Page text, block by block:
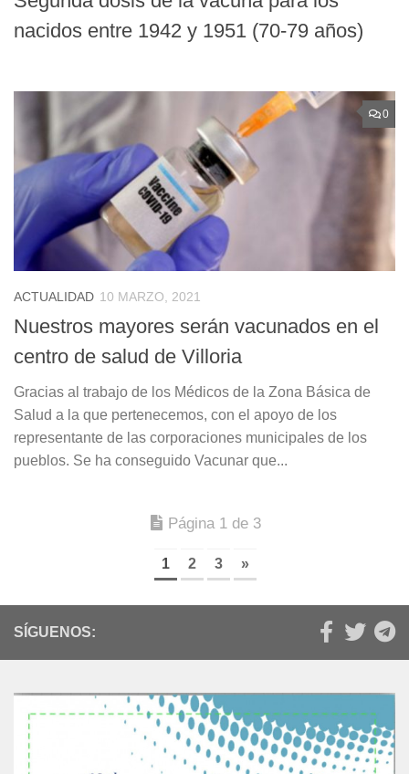
nacidos entre 1942 y 1951 (70-79 años)
0
ACTUALIDAD 10 MARZO, 2021
Nuestros mayores serán vacunados en el
centro de salud de Villoria
Gracias al trabajo de los Médicos de la Zona Básica de
Salud a la que pertenecemos, con el apoyo de los
representante de las corporaciones municipales de los
pueblos. Se ha conseguido Vacunar que...
Página 1 de 3
1 2 3 »
SÍGUENOS: